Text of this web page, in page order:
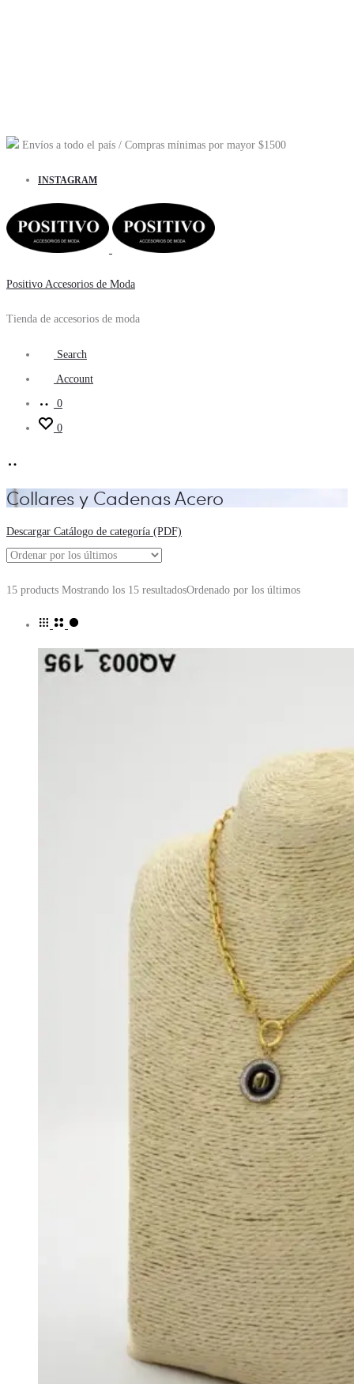
Envíos a todo el país / Compras mínimas por mayor $1500
INSTAGRAM
Positivo Accesorios de Moda
Tienda de accesorios de moda
Search
Account
0
0
Collares y Cadenas Acero
Descargar Catálogo de categoría (PDF)
15 products Mostrando los 15 resultadosOrdenado por los últimos